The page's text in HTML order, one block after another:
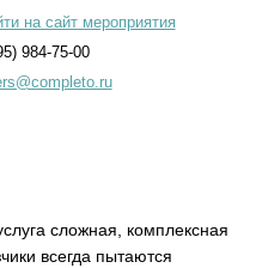
на сайт мероприятия
984-75-00
сложная, комплексная
всегда пытаются